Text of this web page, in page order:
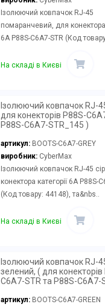
Ізолюючий ковпачок RJ-45
помаранчевий, для конектора
6А P88S-C6A7-STR (Код
На складі в Києві
Ізолюючий ковпачок RJ-
для конекторів P88S-
P88S-C6A7-STR_145 )
артикул: BOOTS-C6A7-GREY
виробник:CyberMax
Ізолюючий ковпачок RJ-45
конектора категорії 6А P88S-
(Код товару: 44148), та&nbs..
На складі в Києві
Ізолюючий ковпачок RJ-
зелений, ( для конекторів
C6A7-STR та P88S-C6A7-
артикул: BOOTS-C6A7-GREEN